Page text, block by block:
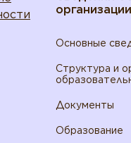
Основные
Структура и
Документы
Образование